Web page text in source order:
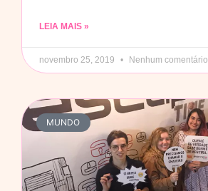
LEIA MAIS »
novembro 25, 2019 Nenhum comentário
MUNDO